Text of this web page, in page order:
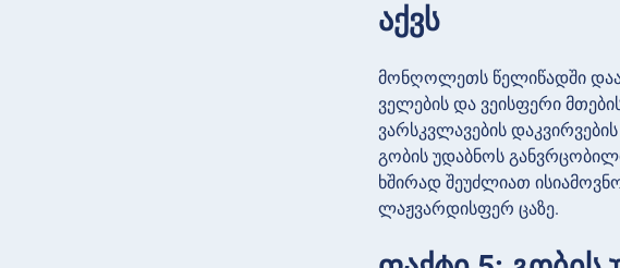
აქვს
მონღოლეთს წელიწადში
ველების და ვეისფერი
ვარსკვლავების
გობის უდაბნოს
ხშირად შეუძლიათ
ლაჟვარდისფერ ცაზე.